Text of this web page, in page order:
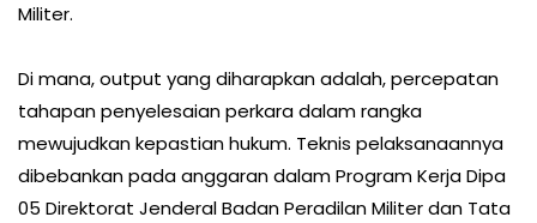
Militer.
Di mana, output yang diharapkan adalah, percepatan
tahapan penyelesaian perkara dalam rangka
mewujudkan kepastian hukum. Teknis pelaksanaannya
dibebankan pada anggaran dalam Program Kerja Dipa
05 Direktorat Jenderal Badan Peradilan Militer dan Tata